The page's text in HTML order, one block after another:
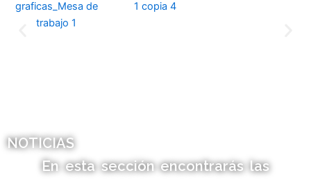
NOTICIAS
En esta sección encontrarás las